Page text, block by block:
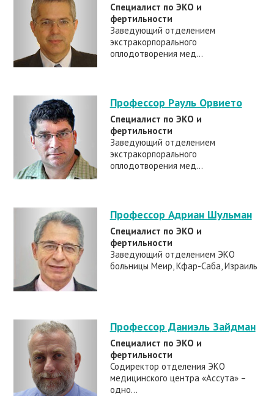
Специалист по ЭКО и
фертильности
Заведующий отделением
экстракорпорального
оплодотворения мед...
Профессор Рауль Орвието
Специалист по ЭКО и
фертильности
Заведующий отделением
экстракорпорального
оплодотворения мед...
Профессор Адриан Шульман
Специалист по ЭКО и
фертильности
Заведующий отделением ЭКО
больницы Меир, Кфар-Саба, Израиль
Профессор Даниэль Зайдман
Специалист по ЭКО и
фертильности
Содиректор отделения ЭКО
медицинского центра «Ассута» –
одно...